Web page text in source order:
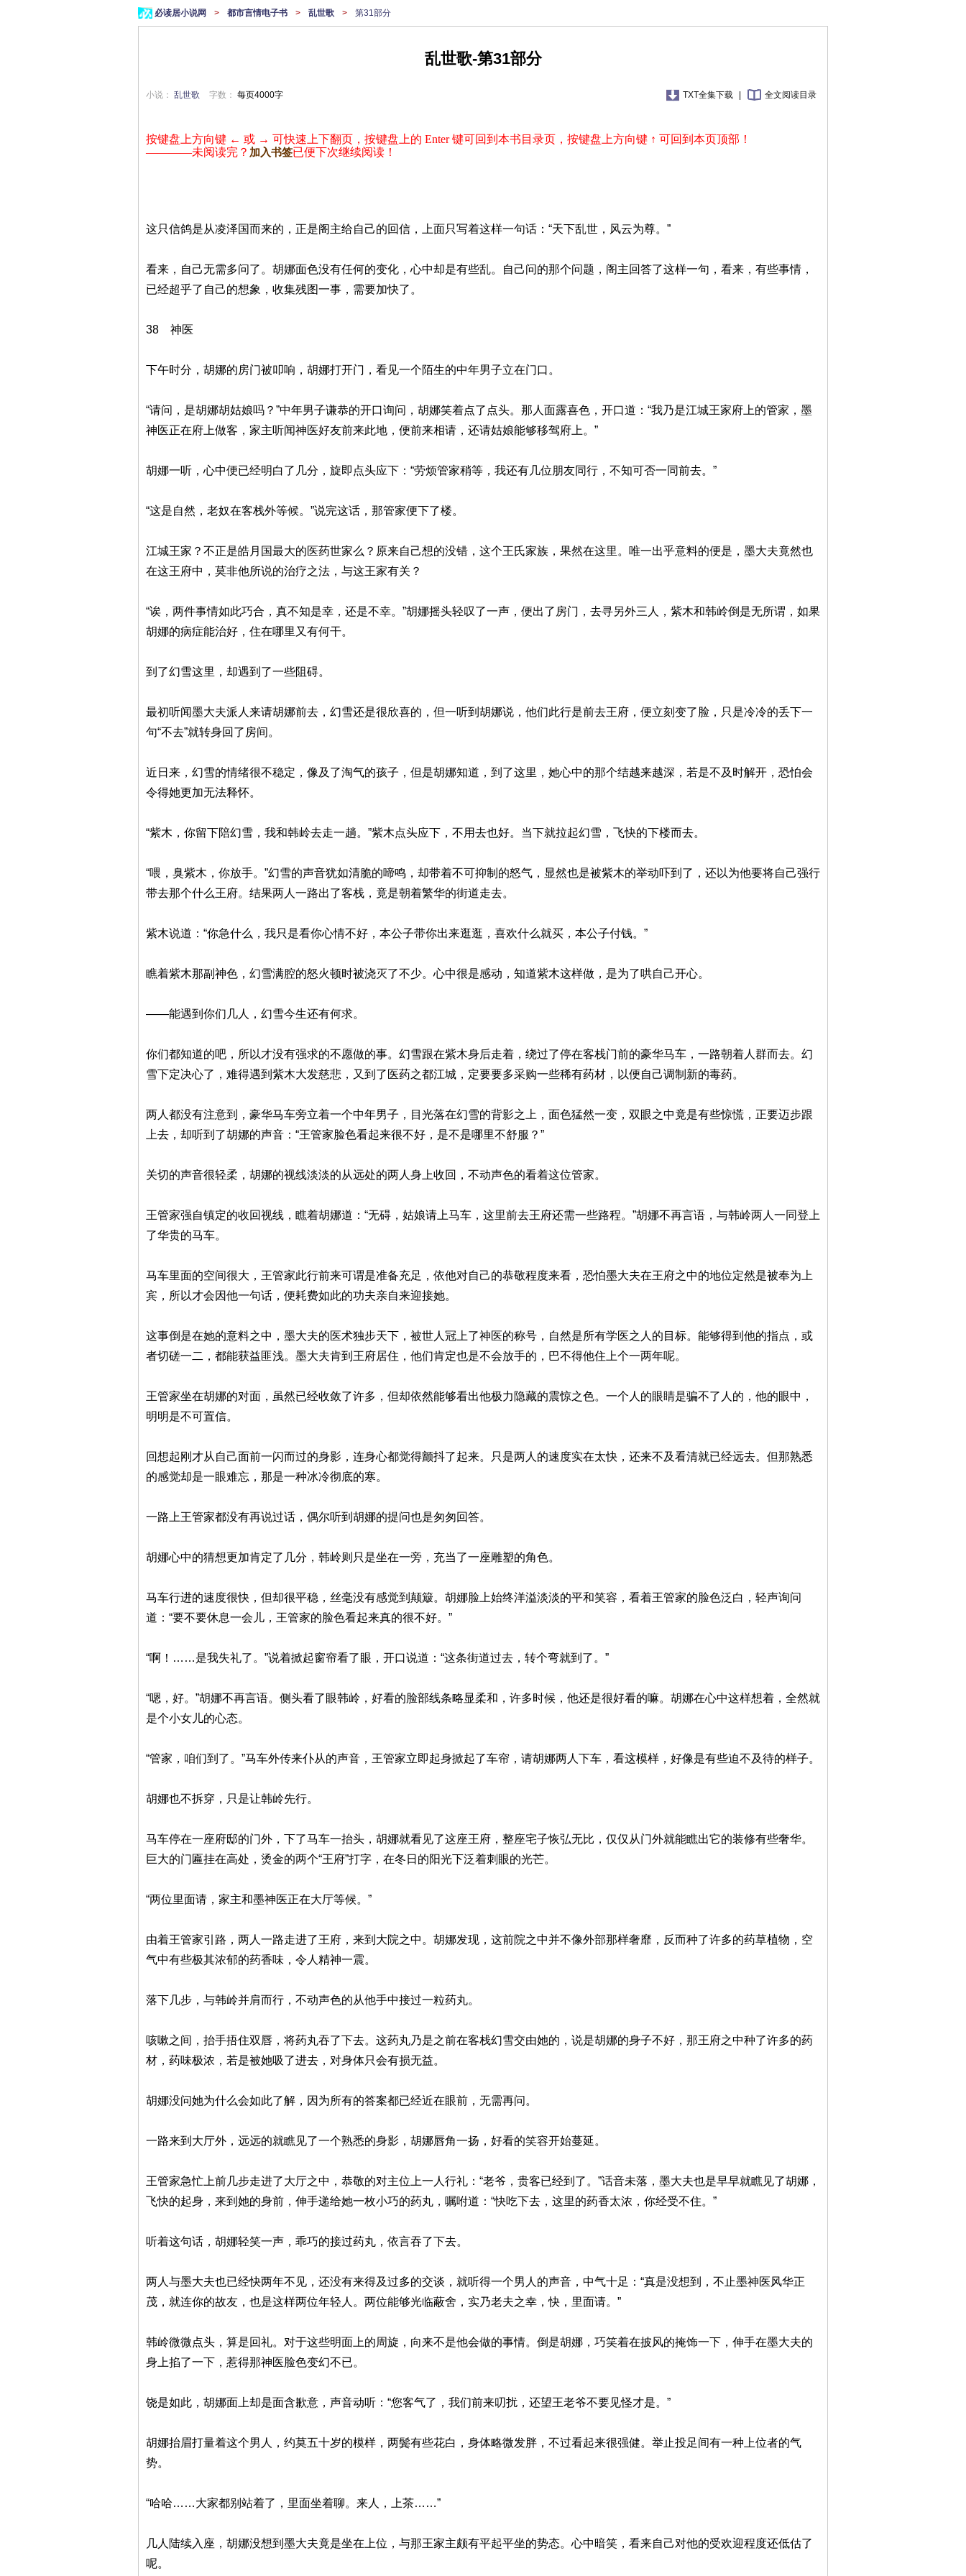
必读居小说网 > 都市言情电子书 > 乱世歌 > 第31部分
乱世歌-第31部分
小说： 乱世歌 字数： 每页4000字 TXT全集下载 全文阅读目录
按键盘上方向键 ← 或 → 可快速上下翻页，按键盘上的 Enter 键可回到本书目录页，按键盘上方向键 ↑ 可回到本页顶部！
————未阅读完？ 加入书签已便下次继续阅读！
这只信鸽是从凌泽国而来的，正是阁主给自己的回信，上面只写着这样一句话：“天下乱世，风云为尊。”
看来，自己无需多问了。胡娜面色没有任何的变化，心中却是有些乱。自己问的那个问题，阁主回答了这样一句，看来，有些事情，
已经超乎了自己的想象，收集残图一事，需要加快了。
38 神医
下午时分，胡娜的房门被叩响，胡娜打开门，看见一个陌生的中年男子立在门口。
“请问，是胡娜胡姑娘吗？”中年男子谦恭的开口询问，胡娜笑着点了点头。那人面露喜色，开口道：“我乃是江城王家府上的管家，墨
神医正在府上做客，家主听闻神医好友前来此地，便前来相请，还请姑娘能够移驾府上。”
胡娜一听，心中便已经明白了几分，旋即点头应下：“劳烦管家稍等，我还有几位朋友同行，不知可否一同前去。”
“这是自然，老奴在客栈外等候。”说完这话，那管家便下了楼。
江城王家？不正是皓月国最大的医药世家么？原来自己想的没错，这个王氏家族，果然在这里。唯一出乎意料的便是，墨大夫竟然也
在这王府中，莫非他所说的治疗之法，与这王家有关？
“诶，两件事情如此巧合，真不知是幸，还是不幸。”胡娜摇头轻叹了一声，便出了房门，去寻另外三人，紫木和韩岭倒是无所谓，如果
胡娜的病症能治好，住在哪里又有何干。
到了幻雪这里，却遇到了一些阻碍。
最初听闻墨大夫派人来请胡娜前去，幻雪还是很欣喜的，但一听到胡娜说，他们此行是前去王府，便立刻变了脸，只是冷冷的丢下一
句“不去”就转身回了房间。
近日来，幻雪的情绪很不稳定，像及了淘气的孩子，但是胡娜知道，到了这里，她心中的那个结越来越深，若是不及时解开，恐怕会
令得她更加无法释怀。
“紫木，你留下陪幻雪，我和韩岭去走一趟。”紫木点头应下，不用去也好。当下就拉起幻雪，飞快的下楼而去。
“喂，臭紫木，你放手。”幻雪的声音犹如清脆的啼鸣，却带着不可抑制的怒气，显然也是被紫木的举动吓到了，还以为他要将自己强行
带去那个什么王府。结果两人一路出了客栈，竟是朝着繁华的街道走去。
紫木说道：“你急什么，我只是看你心情不好，本公子带你出来逛逛，喜欢什么就买，本公子付钱。”
瞧着紫木那副神色，幻雪满腔的怒火顿时被浇灭了不少。心中很是感动，知道紫木这样做，是为了哄自己开心。
——能遇到你们几人，幻雪今生还有何求。
你们都知道的吧，所以才没有强求的不愿做的事。幻雪跟在紫木身后走着，绕过了停在客栈门前的豪华马车，一路朝着人群而去。幻
雪下定决心了，难得遇到紫木大发慈悲，又到了医药之都江城，定要要多采购一些稀有药材，以便自己调制新的毒药。
两人都没有注意到，豪华马车旁立着一个中年男子，目光落在幻雪的背影之上，面色猛然一变，双眼之中竟是有些惊慌，正要迈步跟
上去，却听到了胡娜的声音：“王管家脸色看起来很不好，是不是哪里不舒服？”
关切的声音很轻柔，胡娜的视线淡淡的从远处的两人身上收回，不动声色的看着这位管家。
王管家强自镇定的收回视线，瞧着胡娜道：“无碍，姑娘请上马车，这里前去王府还需一些路程。”胡娜不再言语，与韩岭两人一同登上
了华贵的马车。
马车里面的空间很大，王管家此行前来可谓是准备充足，依他对自己的恭敬程度来看，恐怕墨大夫在王府之中的地位定然是被奉为上
宾，所以才会因他一句话，便耗费如此的功夫亲自来迎接她。
这事倒是在她的意料之中，墨大夫的医术独步天下，被世人冠上了神医的称号，自然是所有学医之人的目标。能够得到他的指点，或
者切磋一二，都能获益匪浅。墨大夫肯到王府居住，他们肯定也是不会放手的，巴不得他住上个一两年呢。
王管家坐在胡娜的对面，虽然已经收敛了许多，但却依然能够看出他极力隐藏的震惊之色。一个人的眼睛是骗不了人的，他的眼中，
明明是不可置信。
回想起刚才从自己面前一闪而过的身影，连身心都觉得颤抖了起来。只是两人的速度实在太快，还来不及看清就已经远去。但那熟悉
的感觉却是一眼难忘，那是一种冰冷彻底的寒。
一路上王管家都没有再说过话，偶尔听到胡娜的提问也是匆匆回答。
胡娜心中的猜想更加肯定了几分，韩岭则只是坐在一旁，充当了一座雕塑的角色。
马车行进的速度很快，但却很平稳，丝毫没有感觉到颠簸。胡娜脸上始终洋溢淡淡的平和笑容，看着王管家的脸色泛白，轻声询问
道：“要不要休息一会儿，王管家的脸色看起来真的很不好。”
“啊！……是我失礼了。”说着掀起窗帘看了眼，开口说道：“这条街道过去，转个弯就到了。”
“嗯，好。”胡娜不再言语。侧头看了眼韩岭，好看的脸部线条略显柔和，许多时候，他还是很好看的嘛。胡娜在心中这样想着，全然就
是个小女儿的心态。
“管家，咱们到了。”马车外传来仆从的声音，王管家立即起身掀起了车帘，请胡娜两人下车，看这模样，好像是有些迫不及待的样子。
胡娜也不拆穿，只是让韩岭先行。
马车停在一座府邸的门外，下了马车一抬头，胡娜就看见了这座王府，整座宅子恢弘无比，仅仅从门外就能瞧出它的装修有些奢华。
巨大的门匾挂在高处，烫金的两个“王府”打字，在冬日的阳光下泛着刺眼的光芒。
“两位里面请，家主和墨神医正在大厅等候。”
由着王管家引路，两人一路走进了王府，来到大院之中。胡娜发现，这前院之中并不像外部那样奢靡，反而种了许多的药草植物，空
气中有些极其浓郁的药香味，令人精神一震。
落下几步，与韩岭并肩而行，不动声色的从他手中接过一粒药丸。
咳嗽之间，抬手捂住双唇，将药丸吞了下去。这药丸乃是之前在客栈幻雪交由她的，说是胡娜的身子不好，那王府之中种了许多的药
材，药味极浓，若是被她吸了进去，对身体只会有损无益。
胡娜没问她为什么会如此了解，因为所有的答案都已经近在眼前，无需再问。
一路来到大厅外，远远的就瞧见了一个熟悉的身影，胡娜唇角一扬，好看的笑容开始蔓延。
王管家急忙上前几步走进了大厅之中，恭敬的对主位上一人行礼：“老爷，贵客已经到了。”话音未落，墨大夫也是早早就瞧见了胡娜，
飞快的起身，来到她的身前，伸手递给她一枚小巧的药丸，嘱咐道：“快吃下去，这里的药香太浓，你经受不住。”
听着这句话，胡娜轻笑一声，乖巧的接过药丸，依言吞了下去。
两人与墨大夫也已经快两年不见，还没有来得及过多的交谈，就听得一个男人的声音，中气十足：“真是没想到，不止墨神医风华正
茂，就连你的故友，也是这样两位年轻人。两位能够光临蔽舍，实乃老夫之幸，快，里面请。”
韩岭微微点头，算是回礼。对于这些明面上的周旋，向来不是他会做的事情。倒是胡娜，巧笑着在披风的掩饰一下，伸手在墨大夫的
身上掐了一下，惹得那神医脸色变幻不已。
饶是如此，胡娜面上却是面含歉意，声音动听：“您客气了，我们前来叨扰，还望王老爷不要见怪才是。”
胡娜抬眉打量着这个男人，约莫五十岁的模样，两鬓有些花白，身体略微发胖，不过看起来很强健。举止投足间有一种上位者的气
势。
“哈哈……大家都别站着了，里面坐着聊。来人，上茶……”
几人陆续入座，胡娜没想到墨大夫竟是坐在上位，与那王家主颇有平起平坐的势态。心中暗笑，看来自己对他的受欢迎程度还低估了
呢。